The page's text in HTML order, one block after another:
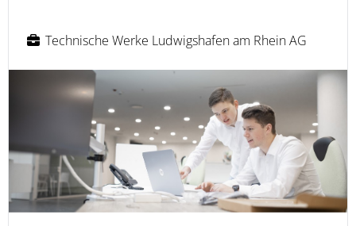
Technische Werke Ludwigshafen am Rhein AG